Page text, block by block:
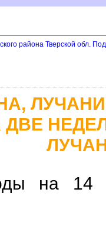
района Тверской обл.
на